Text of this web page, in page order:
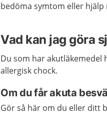
bedöma symtom eller hjälp
Vad kan jag göra
Du som har akutläkemedel
allergisk chock.
Om du får akuta
Gör så här om du eller ditt